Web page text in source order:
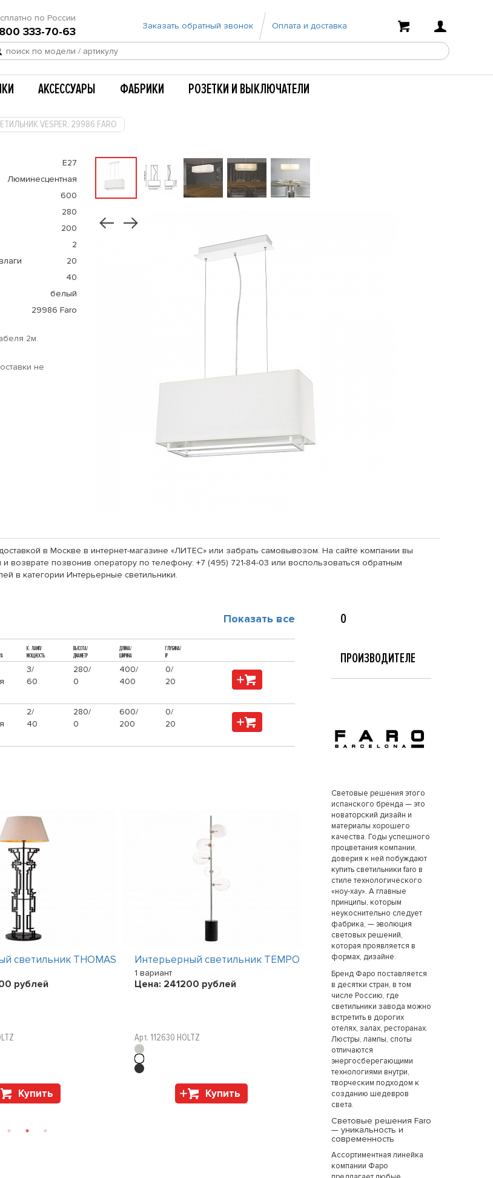
по России
333-70-63 Заказать обратный звонок Оплата и доставка
АКСЕССУАРЫ ФАБРИКИ РОЗЕТКИ И ВЫКЛЮЧАТЕЛИ
VESPER, 29986 FARO
E27
Люминесцентная
600
280
200
2
20
40
белый
29986 Faro
2м.
не
в Москве в интернет-магазине «ЛИТЕС» или забрать самовывозом. На сайте компании вы
возврате позвонив оператору по телефону: +7 (495) 721-84-03 или воспользоваться обратным
в категории Интерьерные светильники.
Показать все
К. ЛАМП/
МОЩНОСТЬ
ВЫСОТА/
ДИАМЕТР
ДЛИНА/
ШИРИНА
ГЛУБИНА/
IP
3/
60
280/
0
400/
400
0/
20
2/
40
280/
0
600/
200
0/
20
светильник THOMAS
рублей
Купить
Интерьерный светильник TEMPO
1 вариант
Цена: 241200 рублей
Арт. 112630 HOLTZ
Купить
Интерьерный светильник TEMPO
Цена:241200 рублей
Арт. 112317 HOLTZ
Купить
О
ПРОИЗВОДИТЕЛЕ
Световые решения этого
испанского бренда — это
новаторский дизайн и
материалы хорошего
качества. Годы успешного
процветания компании,
доверия к ней побуждают
купить светильники faro в
стиле технологического
«ноу-хау». А главные
принципы, которым
неукоснительно следует
фабрика, — эволюция
световых решений,
которая проявляется в
формах, дизайне.
Бренд Фаро поставляется
в десятки стран, в том
числе Россию, где
светильники завода можно
встретить в дорогих
отелях, залах, ресторанах.
Люстры, лампы, споты
отличаются
энергосберегающими
технологиями внутри,
творческим подходом к
созданию шедевров
света.
Световые решения Faro
— уникальность и
современность
Ассортиментная линейка
компании Фаро